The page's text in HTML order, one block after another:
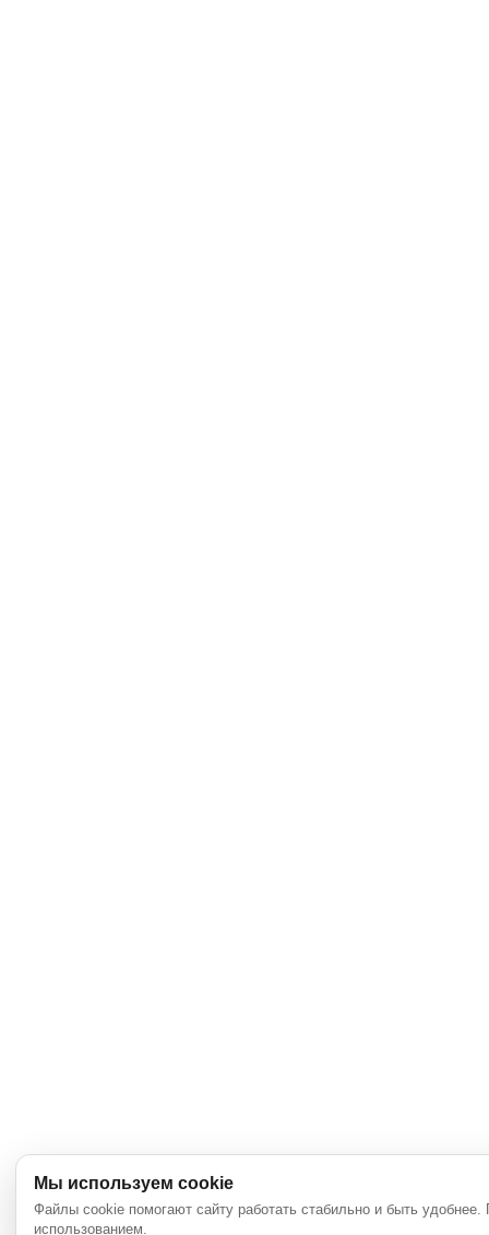
Мы используем cookie
Файлы cookie помогают сайту работать стабильно и быть
использованием.